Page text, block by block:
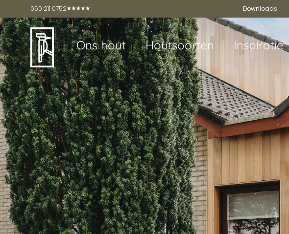
050 211 0752 Downloads
Ons hout Houtsoorten Inspiratie